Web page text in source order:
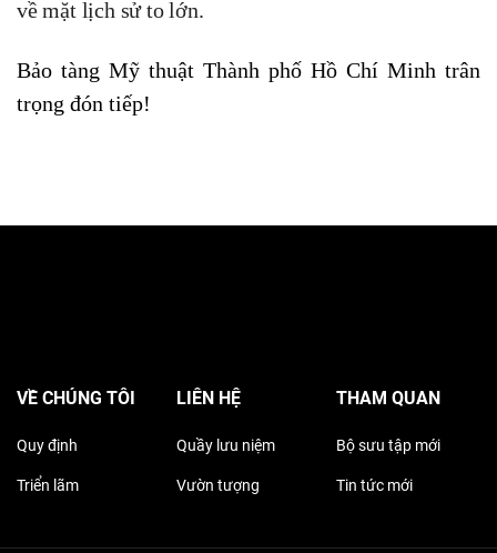
về mặt lịch sử to lớn.
Bảo tàng Mỹ thuật Thành phố Hồ Chí Minh trân
trọng đón tiếp!
VỀ CHÚNG TÔI
Quy định
Triển lãm
LIÊN HỆ
Quầy lưu niệm
Vườn tượng
THAM QUAN
Bộ sưu tập mới
Tin tức mới